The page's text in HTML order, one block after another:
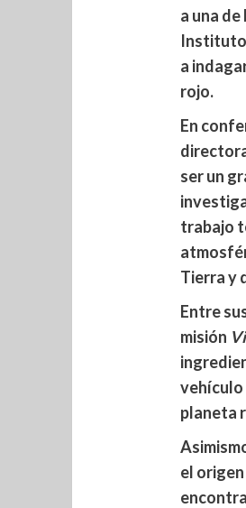
a una
Instituto
a
rojo.
En
ser un
trabajo
Tierra y
Entre
misión
planeta
el